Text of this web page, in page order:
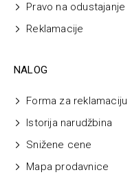
Pravo na odustajanje
Reklamacije
NALOG
Forma za reklamaciju
Istorija narudžbina
Snižene cene
Mapa prodavnice